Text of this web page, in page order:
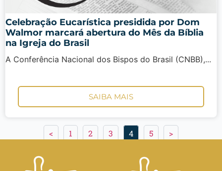
Celebração Eucarística presidida por Dom
Walmor marcará abertura do Mês da Bíblia
na Igreja do Brasil
A Conferência Nacional dos Bispos do Brasil (CNBB),...
SAIBA MAIS
< 1 2 3 4 5 >